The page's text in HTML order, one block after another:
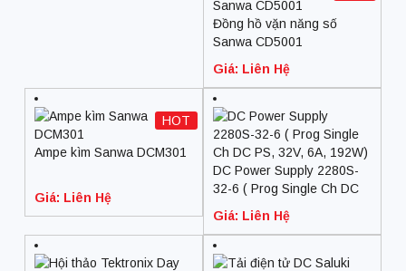
Đồng hồ vặn năng số
Sanwa CD5001
Giá: Liên Hệ
Ampe kìm Sanwa DCM301
Giá: Liên Hệ
HOT
DC Power Supply 2280S-
32-6 ( Prog Single Ch DC
Giá: Liên Hệ